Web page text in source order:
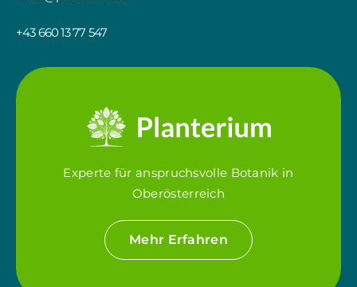
+43 660 13 77 547
Experte für anspruchsvolle Botanik in
Oberösterreich
Mehr Erfahren